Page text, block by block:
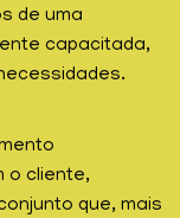
de uma
capacitada,
o cliente,
que, mais